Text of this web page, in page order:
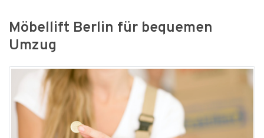
Möbellift Berlin für bequemen
Umzug